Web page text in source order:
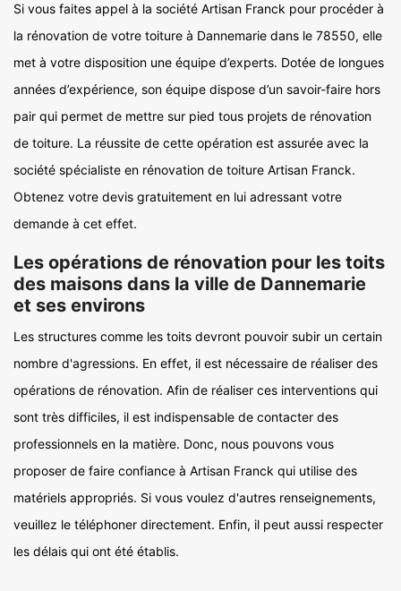
Si vous faites appel à la société Artisan Franck pour procéder à
la rénovation de votre toiture à Dannemarie dans le 78550, elle
met à votre disposition une équipe d’experts. Dotée de longues
années d’expérience, son équipe dispose d’un savoir-faire hors
pair qui permet de mettre sur pied tous projets de rénovation
de toiture. La réussite de cette opération est assurée avec la
société spécialiste en rénovation de toiture Artisan Franck.
Obtenez votre devis gratuitement en lui adressant votre
demande à cet effet.
Les opérations de rénovation pour les toits
des maisons dans la ville de Dannemarie
et ses environs
Les structures comme les toits devront pouvoir subir un certain
nombre d'agressions. En effet, il est nécessaire de réaliser des
opérations de rénovation. Afin de réaliser ces interventions qui
sont très difficiles, il est indispensable de contacter des
professionnels en la matière. Donc, nous pouvons vous
proposer de faire confiance à Artisan Franck qui utilise des
matériels appropriés. Si vous voulez d'autres renseignements,
veuillez le téléphoner directement. Enfin, il peut aussi respecter
les délais qui ont été établis.